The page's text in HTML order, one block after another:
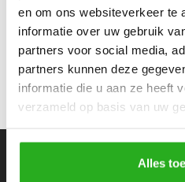
en om ons websiteverkeer te
informatie over uw gebruik
partners voor social media,
partners kunnen deze
informatie die u aan ze heeft
verzameld op basis van uw
Alles
Body's
Blouses
Tracksuits
Bodywarmers
Coltrui
Trackpants